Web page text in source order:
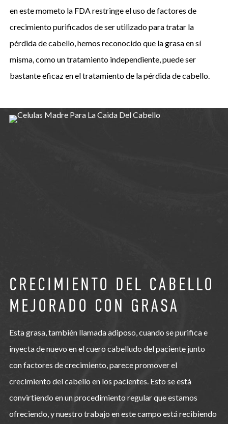
en este mometo la FDA restringe el uso de factores de
crecimiento purificados de ser utilizado para tratar la
pérdida de cabello, hemos reconocido que la grasa en sí
misma, como un tratamiento independiente, puede ser
bastante eficaz en el tratamiento de la pérdida de cabello.
CRECIMIENTO DEL CABELLO
MEJORADO CON GRASA
Esta grasa, también llamada adiposo, cuando se purifica e
inyecta de nuevo en el cuero cabelludo del paciente junto
con factores de crecimiento, parece promover el
crecimiento del cabello en los pacientes. Esto se está
convirtiendo en un procedimiento regular que estamos
ofreciendo, y nuestro trabajo en este campo está recibiendo